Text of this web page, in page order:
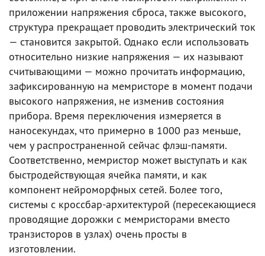
приложении напряжения сброса, также высокого,
структура прекращает проводить электрический ток
— становится закрытой. Однако если использовать
относительно низкие напряжения — их называют
считывающими — можно прочитать информацию,
зафиксированную на мемристоре в момент подачи
высокого напряжения, не изменив состояния
прибора. Время переключения измеряется в
наносекундах, что примерно в 1000 раз меньше,
чем у распространенной сейчас флэш-памяти.
Соответственно, мемристор может выступать и как
быстродействующая ячейка памяти, и как
компонент нейроморфных сетей. Более того,
системы с кроссбар-архитектурой (пересекающиеся
проводящие дорожки с мемристорами вместо
транзисторов в узлах) очень просты в
изготовлении.